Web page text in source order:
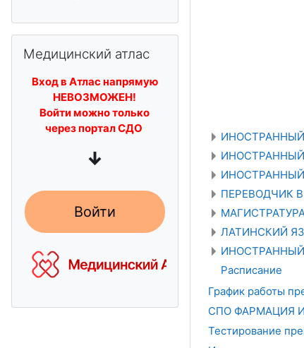
ПЕРЕВОДЧИК
ЛАТИНСКИЙ
Расписание
График работы
СПО ФАРМАЦИЯ
Тестирование
Медицинский атлас
Вход в Атлас напрямую
НЕВОЗМОЖЕН!
Войти можно только
через портал СДО
↓
Войти